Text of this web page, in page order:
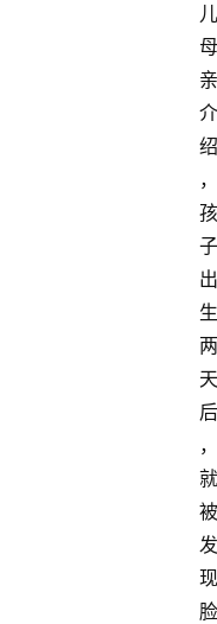
儿
母
亲
介
绍
，
孩
子
出
生
两
天
后
，
就
被
发
现
脸